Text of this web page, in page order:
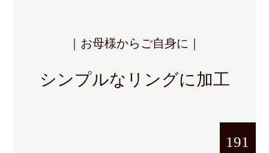
｜お母様からご自身に｜
シンプルなリングに加工
191